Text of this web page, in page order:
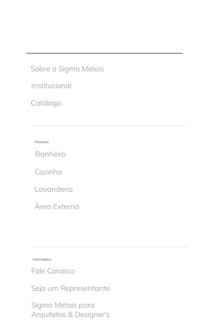
Sobre a Sigma Metais
Institucional
Catálogo
Produtos
Banheiro
Cozinha
Lavanderia
Área Externa
Informações
Fale Conosco
Seja um Representante
Sigma Metais para
Arquitetos & Designer's